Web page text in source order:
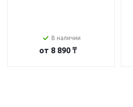
В наличии
от 8 890 ₸